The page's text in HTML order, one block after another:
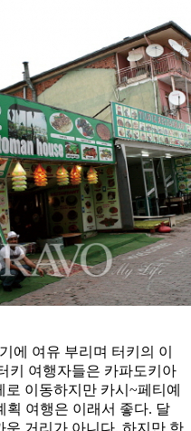
에 여유 부리며 터키의 이
키 여행자들은 카파도키아
이동하지만 카시~페티예
획 여행은 이래서 좋다. 달